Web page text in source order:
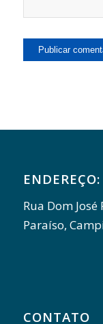
ENDEREÇO:
Rua Dom
Paraíso,
CONTATO